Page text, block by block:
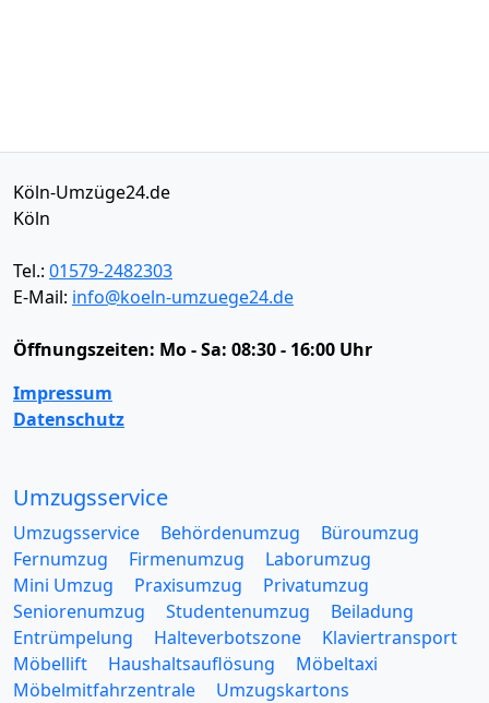
Köln-Umzüge24.de
Köln
Tel.: 01579-2482303
E-Mail: info@koeln-umzuege24.de
Öffnungszeiten: Mo - Sa: 08:30 - 16:00 Uhr
Impressum
Datenschutz
Umzugsservice
Umzugsservice Behördenumzug
Büroumzug
Fernumzug
Firmenumzug
Laborumzug
Mini Umzug
Praxisumzug
Privatumzug
Seniorenumzug
Studentenumzug
Beiladung
Entrümpelung
Halteverbotszone
Klaviertransport
Möbellift
Haushaltsauflösung
Möbeltaxi
Möbelmitfahrzentrale
Umzugskartons